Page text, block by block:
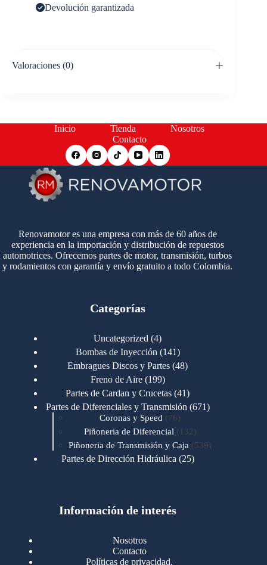
Devolución garantizada
Valoraciones (0)
Inicio Tienda
Nosotros
Contacto
Renovamotor es una empresa con más de 60 años de
experiencia en la importación y distribución de repuestos
automotrices. Ofrecemos partes de motor, transmisión, turbos
y rodamientos con garantía y envío gratuito a todo Colombia.
Categorías
Uncategorized 44
productos
Bombas de Inyección 141141
productos
Embragues Discos y Partes 4848
Freno de Aire 199199
productos
Partes de Cardan y Crucetas 4141
productos
Partes de Diferenciales y Transmisión 671671
Coronas y Speed 7676
productos
Piñoneria de Diferencial 132 132
productos
Piñoneria de Transmisión y Caja 539539
Partes de Dirección Hidráulica 2525
Motores Cummins 723
Cummins B/C 855
Cummins ISF
Información de interés
Nosotros
Contacto
Políticas de privacidad.